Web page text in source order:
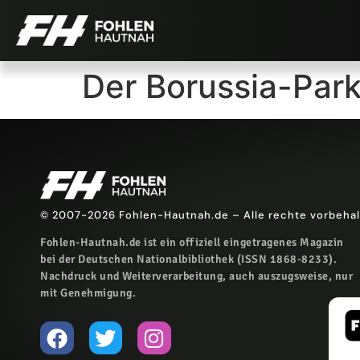
Der Borussia-
© 2007-2026 Fohlen-Hautnah.de – Alle rechte
Fohlen-Hautnah.de ist ein offiziell eingetragenes Magazin
bei der Deutschen Nationalbibliothek (ISSN 1868-8233).
Nachdruck und Weiterverarbeitung, auch auszugsweise, nur
mit Genehmigung.